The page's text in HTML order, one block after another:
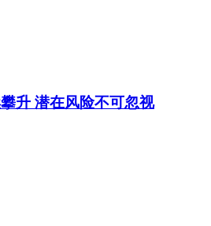
升 潜在风险不可忽视